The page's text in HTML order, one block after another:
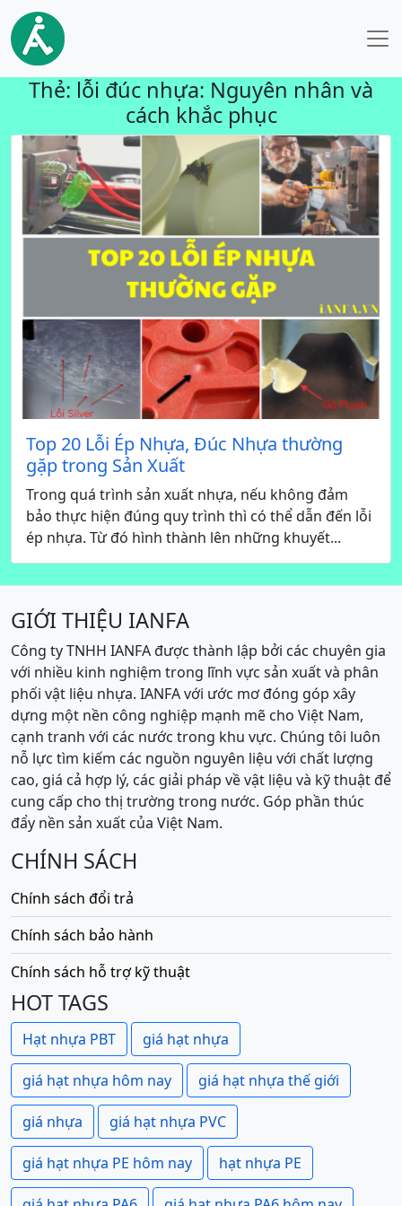
Thẻ: lỗi đúc nhựa: Nguyên nhân và
cách khắc phục
Top 20 Lỗi Ép Nhựa, Đúc Nhựa thường
gặp trong Sản Xuất
Trong quá trình sản xuất nhựa, nếu không đảm
bảo thực hiện đúng quy trình thì có thể dẫn đến lỗi
ép nhựa. Từ đó hình thành lên những khuyết...
GIỚI THIỆU IANFA
Công ty TNHH IANFA được thành lập bởi các chuyên gia
với nhiều kinh nghiệm trong lĩnh vực sản xuất và phân
phối vật liệu nhựa. IANFA với ước mơ đóng góp xây
dựng một nền công nghiệp mạnh mẽ cho Việt Nam,
cạnh tranh với các nước trong khu vực. Chúng tôi luôn
nỗ lực tìm kiếm các nguồn nguyên liệu với chất lượng
cao, giá cả hợp lý, các giải pháp về vật liệu và kỹ thuật để
cung cấp cho thị trường trong nước. Góp phần thúc
đẩy nền sản xuất của Việt Nam.
CHÍNH SÁCH
Chính sách đổi trả
Chính sách bảo hành
Chính sách hỗ trợ kỹ thuật
HOT TAGS
Hạt nhựa PBT giá hạt nhựa
giá hạt nhựa hôm nay giá hạt nhựa thế giới
giá nhựa giá hạt nhựa PVC
giá hạt nhựa PE hôm nay hạt nhựa PE